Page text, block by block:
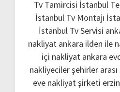
Tv Tamircisi İstanbul
İstanbul Tv Montajı
İstanbul Tv Servisi
nakliyat ankara ilden ile
içi nakliyat ankara
nakliyeciler şehirler arası
eve nakliyat şirketi